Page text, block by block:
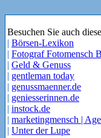
Besuchen Sie auch
| Börsen-Lexikon
| Fotograf Fotomensch
| Geld & Genuss
| gentleman today
| genussmaenner.de
| geniesserinnen.de
| instock.de
| marketingmensch |
| Unter der Lupe